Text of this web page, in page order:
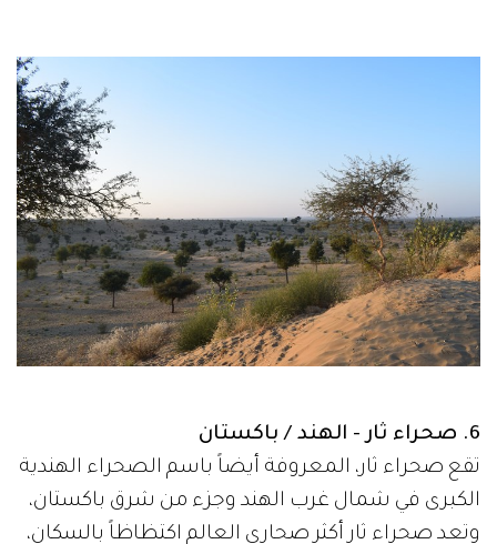
6. صحراء ثار - الهند / باكستان
تقع صحراء ثار، المعروفة أيضاً باسم الصحراء الهندية
الكبرى في شمال غرب الهند وجزء من شرق باكستان،
وتعد صحراء ثار أكثر صحارى العالم اكتظاظاً بالسكان،